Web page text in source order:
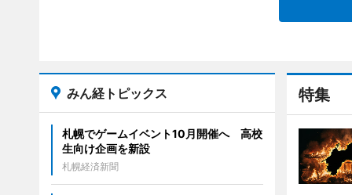
特集
みん経トピックス
札幌でゲームイベント10月開催へ 高校
生向け企画を新設
札幌経済新聞